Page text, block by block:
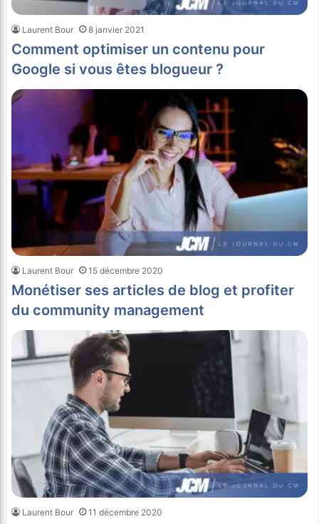
Laurent Bour 8 janvier 2021
Comment optimiser un contenu pour
Google si vous êtes blogueur ?
Laurent Bour 15 décembre 2020
Monétiser ses articles de blog et profiter
du community management
Laurent Bour 11 décembre 2020